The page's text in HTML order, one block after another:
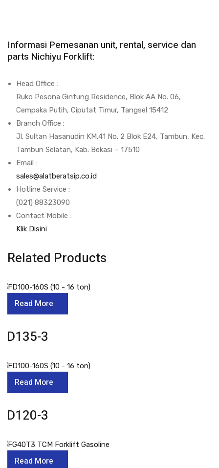
Informasi Pemesanan unit, rental, service dan
parts Nichiyu Forklift:
Head Office :
Ruko Pesona Gintung Residence, Blok AA No. 06,
Cempaka Putih, Ciputat Timur, Tangsel 15412
Branch Office :
Jl. Sultan Hasanudin KM.41 No. 2 Blok E24, Tambun, Kec.
Tambun Selatan, Kab. Bekasi – 17510
Email :
sales@alatberatsip.co.id
Hotline Service :
(021) 88323090
Contact Mobile :
Klik Disini
Related Products
Read More
FD135-3
Read More
FD120-3
Read More